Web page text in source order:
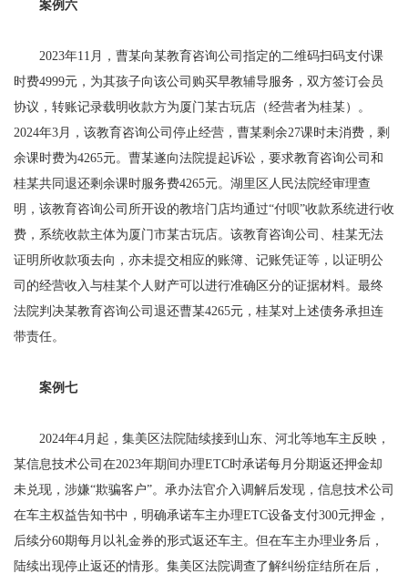
案例六
2023年11月，曹某向某教育咨询公司指定的二维码扫码支付课
时费4999元，为其孩子向该公司购买早教辅导服务，双方签订会员
协议，转账记录载明收款方为厦门某古玩店（经营者为桂某）。
2024年3月，该教育咨询公司停止经营，曹某剩余27课时未消费，剩
余课时费为4265元。曹某遂向法院提起诉讼，要求教育咨询公司和
桂某共同退还剩余课时服务费4265元。湖里区人民法院经审理查
明，该教育咨询公司所开设的教培门店均通过“付呗”收款系统进行收
费，系统收款主体为厦门市某古玩店。该教育咨询公司、桂某无法
证明所收款项去向，亦未提交相应的账簿、记账凭证等，以证明公
司的经营收入与桂某个人财产可以进行准确区分的证据材料。最终
法院判决某教育咨询公司退还曹某4265元，桂某对上述债务承担连
带责任。
案例七
2024年4月起，集美区法院陆续接到山东、河北等地车主反映，
某信息技术公司在2023年期间办理ETC时承诺每月分期返还押金却
未兑现，涉嫌“欺骗客户”。承办法官介入调解后发现，信息技术公司
在车主权益告知书中，明确承诺车主办理ETC设备支付300元押金，
后续分60期每月以礼金券的形式返还车主。但在车主办理业务后，
陆续出现停止返还的情形。集美区法院调查了解纠纷症结所在后，